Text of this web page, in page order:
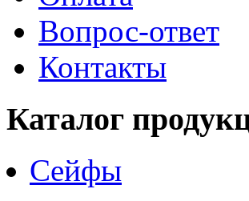
Вопрос-ответ
Контакты
Каталог
Сейфы